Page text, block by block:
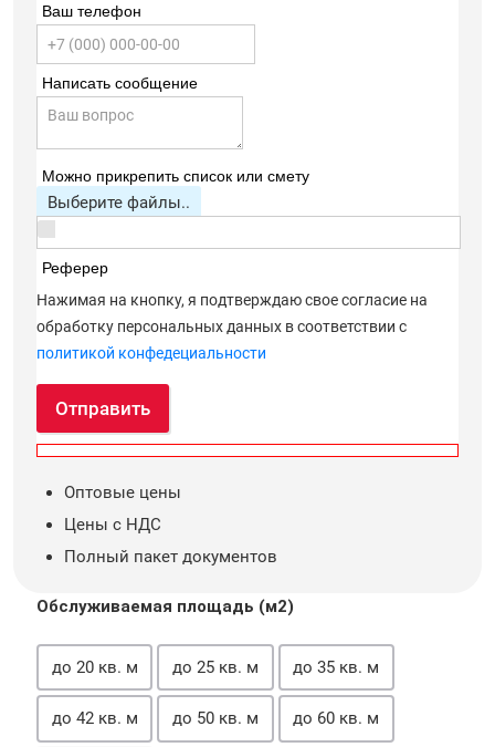
Ваш телефон
Написать сообщение
Можно прикрепить список или смету
Выберите файлы..
Реферер
Нажимая на кнопку, я подтверждаю свое согласие на
обработку персональных данных в соответствии с
политикой конфедециальности
Отправить
Оптовые цены
Цены с НДС
Полный пакет документов
Обслуживаемая площадь (м2)
до 20 кв. м до 25 кв. м до 35 кв. м
до 42 кв. м до 50 кв. м до 60 кв. м